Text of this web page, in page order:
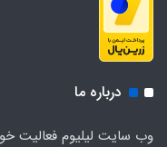
درباره ما